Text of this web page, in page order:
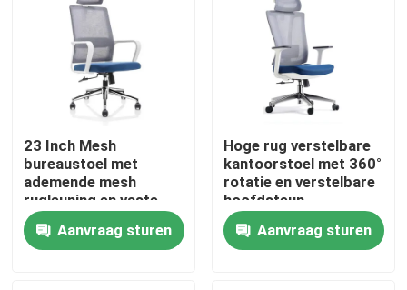
Over ons
Fabriekstocht
Kwaliteitscontrole
Neem contact met ons op
23 Inch Mesh
bureaustoel met
ademende mesh
rugleuning en vaste
armleuningen
Draaibare bureaustoel
Aanvraag sturen
Hoge rug verstelbare
kantoorstoel met 360°
rotatie en verstelbare
hoofdsteun
Aanvraag sturen